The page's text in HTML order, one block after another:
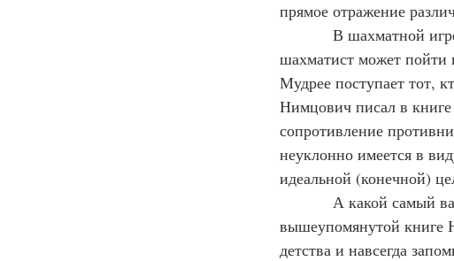
прямое отражение
шахматист может пойти
Мудрее поступает тот,
Нимцович писал в
сопротивление
неуклонно имеется в
идеальной (конечной)
вышеупомянутой книге
детства и навсегда